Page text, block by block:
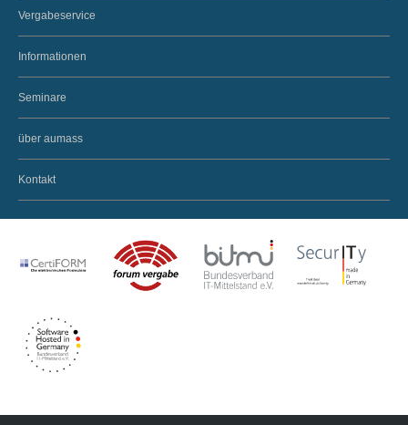
Vergabeservice
Informationen
Seminare
über aumass
Kontakt